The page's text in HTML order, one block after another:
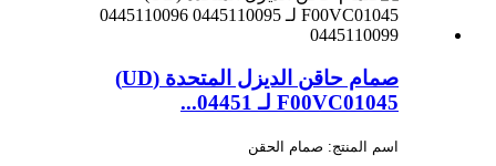
صمام حاقن الديزل المتحدة (UD)
F00VC01045 لـ 04451...
اسم المنتج: صمام الحقن